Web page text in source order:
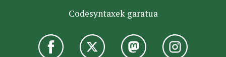
Codesyntaxek garatua